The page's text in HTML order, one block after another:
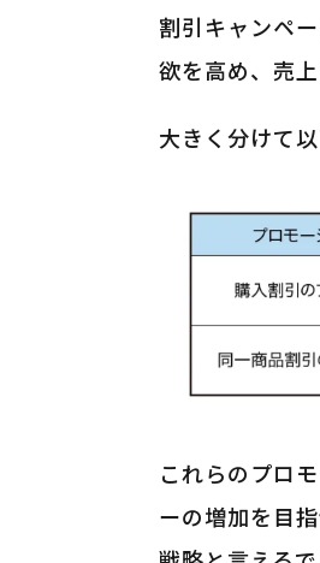
割引キャンペ
欲を高め、売
大きく分けて
これらのプロ
ーの増加を目